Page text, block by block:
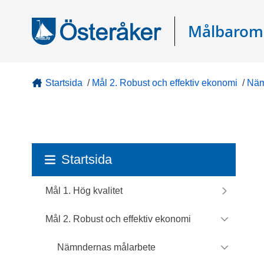
Startsida / Mål 2. Robust och effektiv ekonomi /
Startsida
Mål 1. Hög kvalitet
Mål 2. Robust och effektiv ekonomi
Nämndernas målarbete